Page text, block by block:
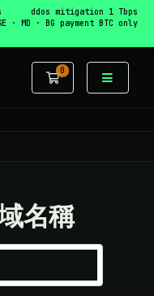
ddos mitigation 1 Tbps
· MD · BG payment BTC only
0
購物車
名稱